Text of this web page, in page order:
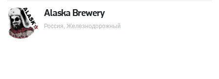
Alaska Brewery
Россия, Железнодорожный